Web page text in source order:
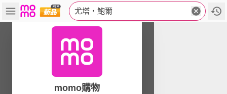
尤塔‧鮑爾
momo購物